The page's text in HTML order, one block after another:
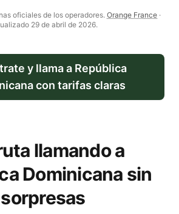
oficiales de los operadores. Orange France ·
29 de abril de 2026.
y llama a República
con tarifas claras
llamando a
Dominicana sin
sorpresas